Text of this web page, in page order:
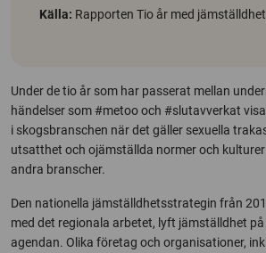
Källa: Rapporten Tio år med
Under de tio år som har passerat mellan
händelser som #metoo och #slutavverkat
i skogsbranschen när det gäller sexuella
utsatthet och ojämställda normer och
andra branscher.
Den nationella jämställdhetsstrategin från
med det regionala arbetet, lyft jämställdhet
agendan. Olika företag och organisationer,